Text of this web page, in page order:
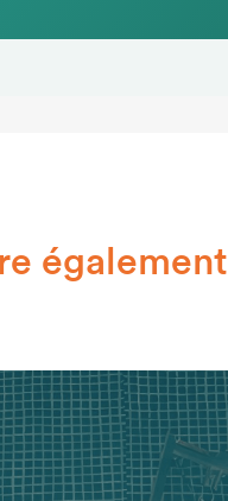
également